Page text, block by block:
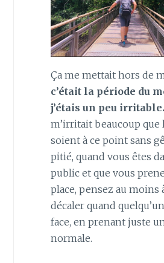
Ça me mettait hors de
c’était la période du
j’étais un peu irritable.
m’irritait beaucoup que
soient à ce point sans
pitié, quand vous êtes
public et que vous
place, pensez au moins
décaler quand
face, en prenant juste
normale.